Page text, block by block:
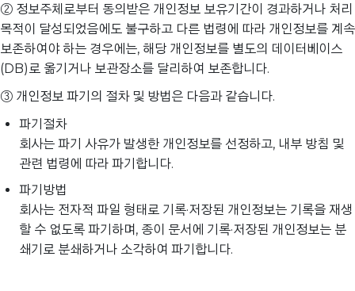
② 정보주체로부터 동의받은 개인정보 보유기간이 경과하거나 처리
목적이 달성되었음에도 불구하고 다른 법령에 따라 개인정보를 계속
보존하여야 하는 경우에는, 해당 개인정보를 별도의 데이터베이스
(DB)로 옮기거나 보관장소를 달리하여 보존합니다.
③ 개인정보 파기의 절차 및 방법은 다음과 같습니다.
파기절차
회사는 파기 사유가 발생한 개인정보를 선정하고, 내부 방침 및
관련 법령에 따라 파기합니다.
파기방법
회사는 전자적 파일 형태로 기록·저장된 개인정보는 기록을 재생
할 수 없도록 파기하며, 종이 문서에 기록·저장된 개인정보는 분
쇄기로 분쇄하거나 소각하여 파기합니다.